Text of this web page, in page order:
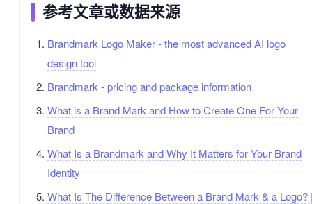
参考文章或数据来源
Brandmark Logo Maker - the most advanced AI logo
design tool
Brandmark - pricing and package information
What is a Brand Mark and How to Create One For Your
Brand
What Is a Brandmark and Why It Matters for Your Brand
Identity
What Is The Difference Between a Brand Mark & a Logo?